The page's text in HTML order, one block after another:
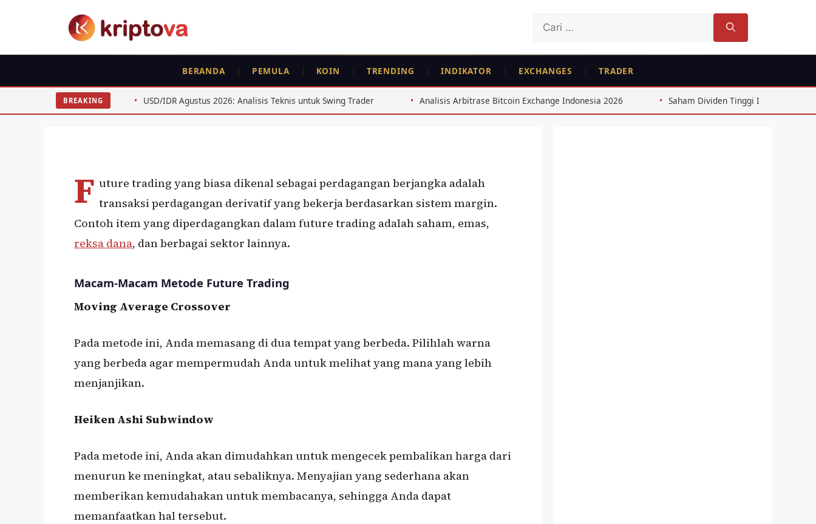
Cari
BERANDA PEMULA KOIN TRENDING INDIKATOR EXCHANGES TRADER
BREAKING
USD/IDR Agustus 2026: Analisis Teknis untuk Swing Trader Analisis Arbitrase Bitcoin Exchange Indonesia 2026 Saham Dividen Tinggi Indonesia: Strategi 8%+ dari
Metode dan Tips Melakukan Future Trading
F uture trading yang biasa dikenal sebagai perdagangan berjangka adalah
transaksi perdagangan derivatif yang bekerja berdasarkan sistem margin.
Contoh item yang diperdagangkan dalam future trading adalah saham, emas,
reksa dana, dan berbagai sektor lainnya.
Macam-Macam Metode Future Trading
Moving Average Crossover
Pada metode ini, Anda memasang di dua tempat yang berbeda. Pilihlah warna
yang berbeda agar mempermudah Anda untuk melihat yang mana yang lebih
menjanjikan.
Heiken Ashi Subwindow
Pada metode ini, Anda akan dimudahkan untuk mengecek pembalikan harga dari
menurun ke meningkat, atau sebaliknya. Menyajian yang sederhana akan
memberikan kemudahakan untuk membacanya, sehingga Anda dapat
memanfaatkan hal tersebut.